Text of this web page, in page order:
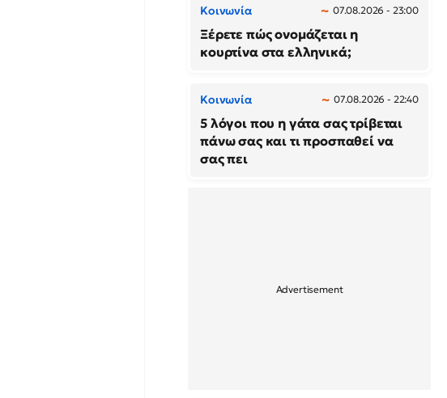
Κοινωνία 07.08.2026 - 23:00
Ξέρετε πώς ονομάζεται η
κουρτίνα στα ελληνικά;
Κοινωνία 07.08.2026 - 22:40
5 λόγοι που η γάτα σας τρίβεται
πάνω σας και τι προσπαθεί να
σας πει